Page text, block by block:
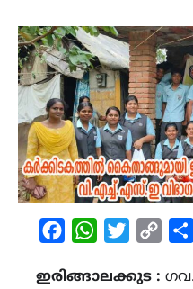
FacebookWhatsAppTwitterCopy
ഇരിങ്ങാലക്കുട :